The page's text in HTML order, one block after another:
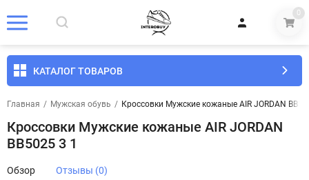
0
КАТАЛОГ ТОВАРОВ
Главная / Мужская обувь / Кроссовки Мужские кожаные AIR JORDAN
Кроссовки Мужские кожаные AIR JORDAN
BB5025 3 1
Обзор Отзывы (0)